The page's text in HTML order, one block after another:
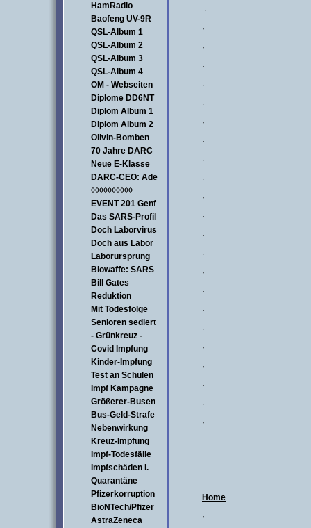
HamRadio
Baofeng UV-9R
QSL-Album 1
QSL-Album 2
QSL-Album 3
QSL-Album 4
OM - Webseiten
Diplome DD6NT
Diplom Album 1
Diplom Album 2
Olivin-Bomben
70 Jahre DARC
Neue E-Klasse
DARC-CEO: Ade
◊◊◊◊◊◊◊◊◊◊
EVENT 201 Genf
Das SARS-Profil
Doch Laborvirus
Doch aus Labor
Laborursprung
Biowaffe: SARS
Bill Gates
Reduktion
Mit Todesfolge
Senioren sediert
- Grünkreuz -
Covid Impfung
Kinder-Impfung
Test an Schulen
Impf Kampagne
Größerer-Busen
Bus-Geld-Strafe
Nebenwirkung
Kreuz-Impfung
Impf-Todesfälle
Impfschäden I.
Quarantäne
Pfizerkorruption
BioNTech/Pfizer
AstraZeneca
·
·
·
·
·
·
·
·
·
·
·
·
·
·
·
·
·
·
·
·
·
·
·
Home
·